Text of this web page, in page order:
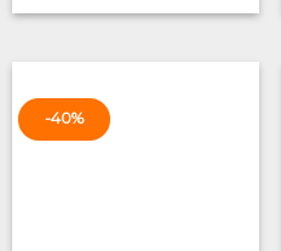
was:
is:
-40%